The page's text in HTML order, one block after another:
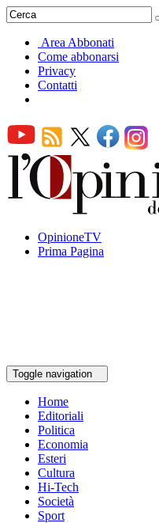
Area Abbonati
Come abbonarsi
Privacy
Contatti
OpinioneTV
Prima Pagina
Toggle navigation
Home
Editoriali
Politica
Economia
Esteri
Cultura
Hi-Tech
Società
Sport